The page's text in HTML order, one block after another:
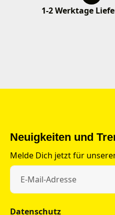
1-2 Werktage
Neuigkeiten und
Melde Dich jetzt für
Datenschutz